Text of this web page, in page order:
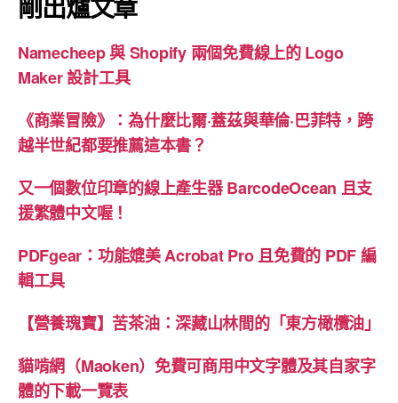
秘
Namecheep 與 Shopify 兩個免費線上的 Logo
Maker 設計工具
《商業冒險》：為什麼比爾·蓋茲與華倫·巴菲特，跨
越半世紀都要推薦這本書？
又一個數位印章的線上產生器 BarcodeOcean 且支
援繁體中文喔！
PDFgear：功能媲美 Acrobat Pro 且免費的 PDF 編
輯工具
【營養瑰寶】苦茶油：深藏山林間的「東方橄欖油」
貓啃網（Maoken）免費可商用中文字體及其自家字
體的下載一覽表